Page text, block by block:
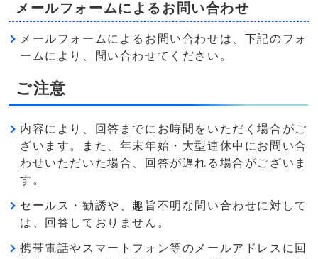
メールフォームによるお問い合わせ
メールフォームによるお問い合わせは、下記のフォ
ームにより、問い合わせてください。
ご注意
内容により、回答までにお時間をいただく場合がご
ざいます。また、年末年始・大型連休中にお問い合
わせいただいた場合、回答が遅れる場合がございま
す。
セールス・勧誘や、趣旨不明な問い合わせに対して
は、回答しておりません。
携帯電話やスマートフォン等のメールアドレスに回